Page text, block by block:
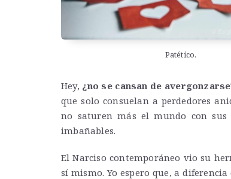
Patético.
Hey, ¿no se cansan de
que solo consuelan a perdedores
no saturen más el mundo con sus
imbañables.
El Narciso contemporáneo vio su
sí mismo. Yo espero que, a